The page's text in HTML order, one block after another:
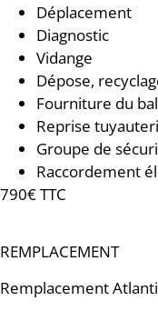
Déplacement
Diagnostic
Vidange
Dépose,
Fourniture du
Reprise
Groupe de
Raccordement
790€ TTC
REMPLACEMENT
Remplacement